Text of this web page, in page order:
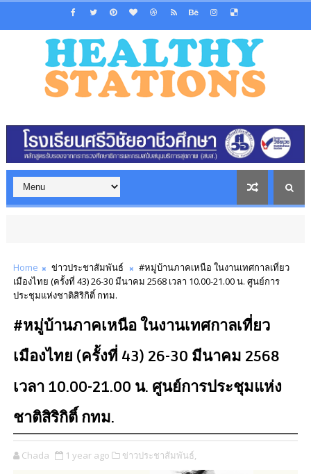
Home ข่าวประชาสัมพันธ์
#หมู่บ้านภาคเหนือ ในงานเทศกาลเที่ยว
เมืองไทย (ครั้งที่ 43) 26-30 มีนาคม 2568 เวลา 10.00-21.00 น. ศูนย์การ
ประชุมแห่งชาติสิริกิติ์ กทม.
#หมู่บ้านภาคเหนือ ในงานเทศกาลเที่ยว
เมืองไทย (ครั้งที่ 43) 26-30 มีนาคม 2568
เวลา 10.00-21.00 น. ศูนย์การประชุมแห่ง
ชาติสิริกิติ์ กทม.
Chada 1 year ago ข่าวประชาสัมพันธ์,